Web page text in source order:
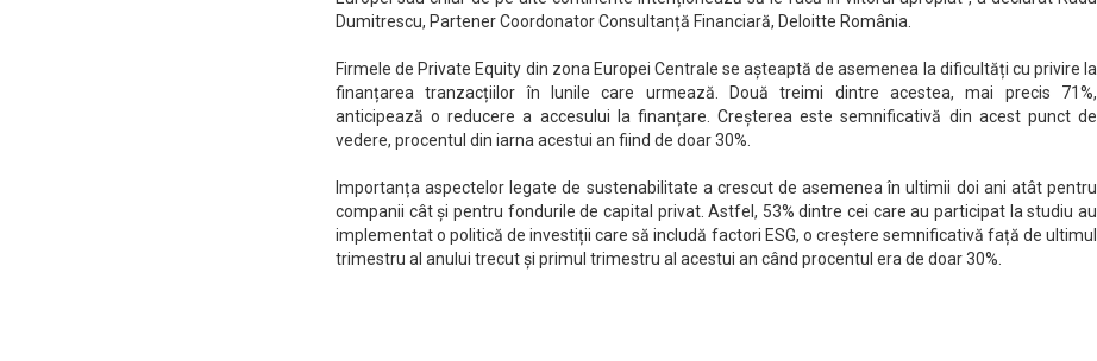
Dumitrescu, Partener Coordonator Consultanță Financiară, Deloitte România.
Firmele de Private Equity din zona Europei Centrale se așteaptă de asemenea la dificultăți cu privire la
finanțarea tranzacțiilor în lunile care urmează. Două treimi dintre acestea, mai precis 71%,
anticipează o reducere a accesului la finanțare. Creșterea este semnificativă din acest punct de
vedere, procentul din iarna acestui an fiind de doar 30%.
Importanța aspectelor legate de sustenabilitate a crescut de asemenea în ultimii doi ani atât pentru
companii cât și pentru fondurile de capital privat. Astfel, 53% dintre cei care au participat la studiu au
implementat o politică de investiții care să includă factori ESG, o creștere semnificativă față de ultimul
trimestru al anului trecut și primul trimestru al acestui an când procentul era de doar 30%.